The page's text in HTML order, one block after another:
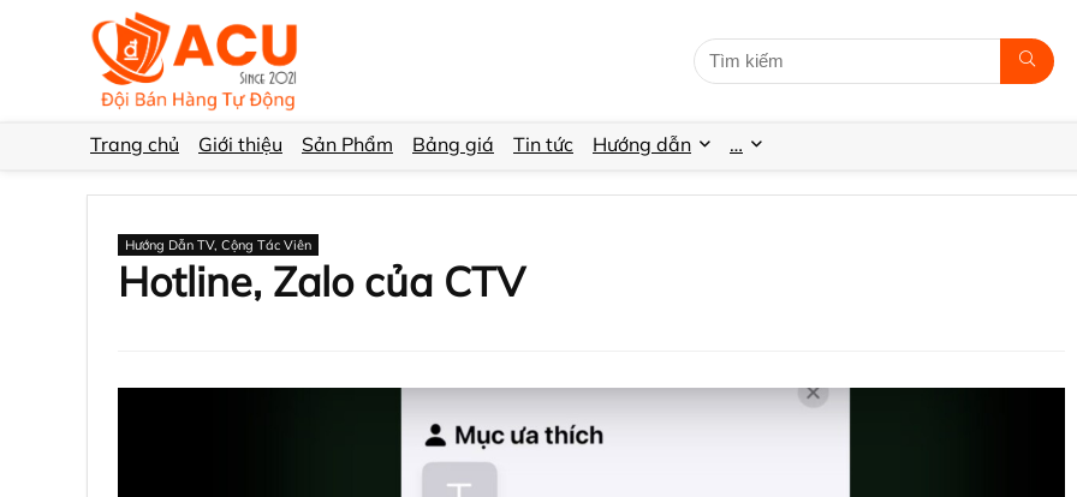
Trang chủ Giới thiệu Sản Phẩm Bảng giá Tin tức Hướng dẫn …
Hướng Dẫn TV, Cộng Tác Viên
Hotline, Zalo của CTV